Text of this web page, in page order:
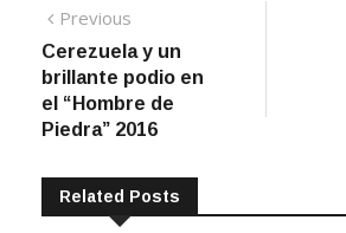
Navegación
de
entradas
Previous
post:
Cerezuela y un
brillante podio en
el “Hombre de
Piedra” 2016
Related Posts